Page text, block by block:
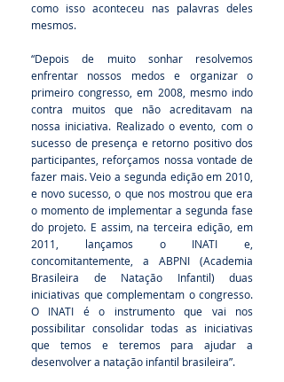
como isso aconteceu nas palavras deles
mesmos.
“Depois de muito sonhar resolvemos
enfrentar nossos medos e organizar o
primeiro congresso, em 2008, mesmo indo
contra muitos que não acreditavam na
nossa iniciativa. Realizado o evento, com o
sucesso de presença e retorno positivo dos
participantes, reforçamos nossa vontade de
fazer mais. Veio a segunda edição em 2010,
e novo sucesso, o que nos mostrou que era
o momento de implementar a segunda fase
do projeto. E assim, na terceira edição, em
2011, lançamos o INATI e,
concomitantemente, a ABPNI (Academia
Brasileira de Natação Infantil) duas
iniciativas que complementam o congresso.
O INATI é o instrumento que vai nos
possibilitar consolidar todas as iniciativas
que temos e teremos para ajudar a
desenvolver a natação infantil brasileira”.